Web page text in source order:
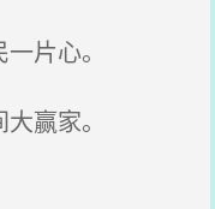
片心。
赢家。